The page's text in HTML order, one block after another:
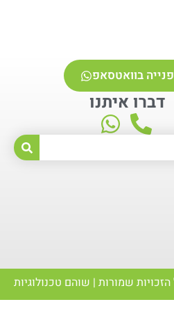
פנייה בוואטסאפ
דברו איתנו